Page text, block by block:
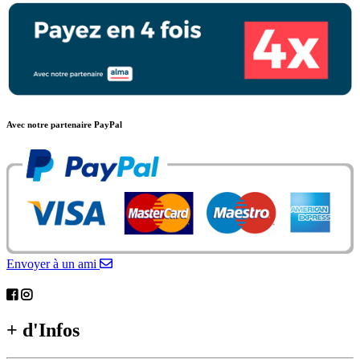
Avec notre partenaire PayPal
Envoyer à un ami
+ d'Infos